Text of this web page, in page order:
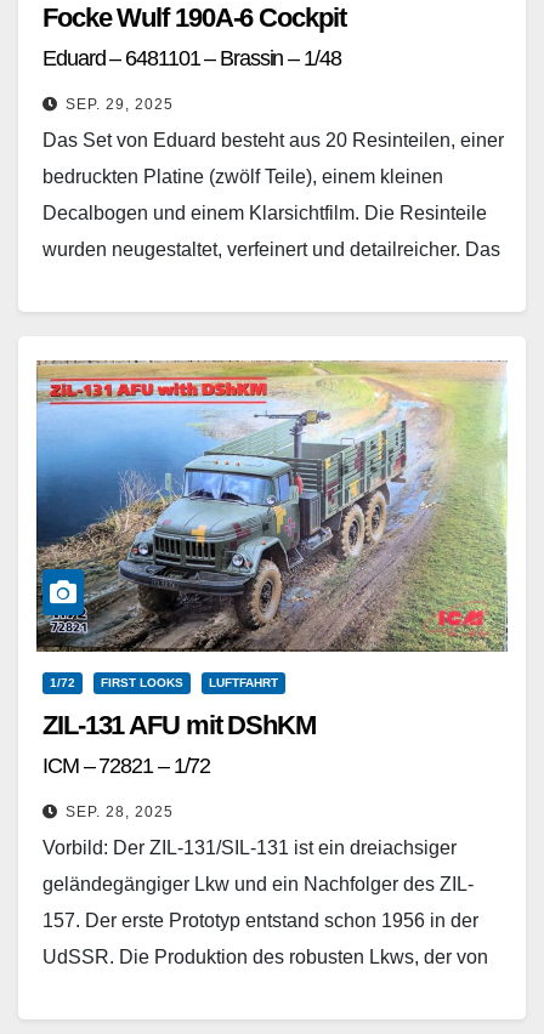
Focke Wulf 190A-6 Cockpit
Eduard – 6481101 – Brassin – 1/48
SEP. 29, 2025
Das Set von Eduard besteht aus 20 Resinteilen, einer
bedruckten Platine (zwölf Teile), einem kleinen
Decalbogen und einem Klarsichtfilm. Die Resinteile
wurden neugestaltet, verfeinert und detailreicher. Das
1/72 FIRST LOOKS LUFTFAHRT
ZIL-131 AFU mit DShKM
ICM – 72821 – 1/72
SEP. 28, 2025
Vorbild: Der ZIL-131/SIL-131 ist ein dreiachsiger
geländegängiger Lkw und ein Nachfolger des ZIL-
157. Der erste Prototyp entstand schon 1956 in der
UdSSR. Die Produktion des robusten Lkws, der von